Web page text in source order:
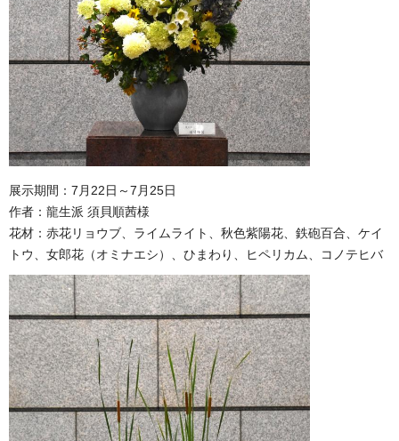
展示期間：7月22日～7月25日
作者：龍生派 須貝順茜様
花材：赤花リョウブ、ライムライト、秋色紫陽花、鉄砲百合、ケイ
トウ、女郎花（オミナエシ）、ひまわり、ヒペリカム、コノテヒバ